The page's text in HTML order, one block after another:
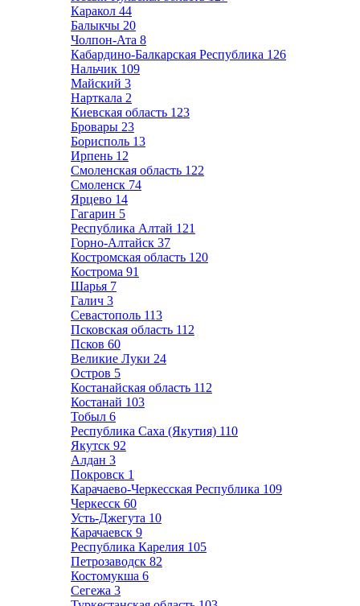
Каракол 44
Балыкчы 20
Чолпон-Ата 8
Кабардино-Балкарская Республика 126
Нальчик 109
Майский 3
Нарткала 2
Киевская область 123
Бровары 23
Борисполь 13
Ирпень 12
Смоленская область 122
Смоленск 74
Ярцево 14
Гагарин 5
Республика Алтай 121
Горно-Алтайск 37
Костромская область 120
Кострома 91
Шарья 7
Галич 3
Севастополь 113
Псковская область 112
Псков 60
Великие Луки 24
Остров 5
Костанайская область 112
Костанай 103
Тобыл 6
Республика Саха (Якутия) 110
Якутск 92
Алдан 3
Покровск 1
Карачаево-Черкесская Республика 109
Черкесск 60
Усть-Джегута 10
Карачаевск 9
Республика Карелия 105
Петрозаводск 82
Костомукша 6
Сегежа 3